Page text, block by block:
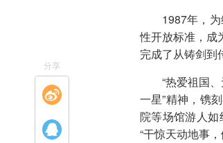
1987年，
性开放标准，成
完成了从铸剑到
“热爱祖国
一星”精神，镌
院等场馆游人
“干惊天动地事
分享